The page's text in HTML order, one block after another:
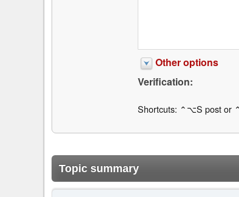
Other options
Verification:
Shortcuts: ⌃⌥S post or
Topic summary